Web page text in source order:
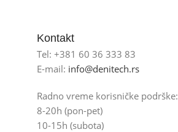
Kontakt
Tel: +381 60 36 333 83
E-mail: info@denitech.rs
Radno vreme korisničke podrške:
8-20h (pon-pet)
10-15h (subota)